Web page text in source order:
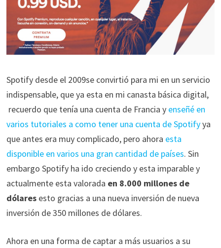
Spotify desde el 2009se convirtió para mi en un servicio
indispensable, que ya esta en mi canasta básica digital,
recuerdo que tenía una cuenta de Francia y enseñé en
varios tutoriales a como tener una cuenta de Spotifyya
que antes era muy complicado, pero ahora esta
disponible en varios una gran cantidad de países. Sin
embargo Spotify ha ido creciendo y esta imparable y
actualmente esta valorada en 8.000 millones de
dólares esto gracias a una nueva inversión de nueva
inversión de 350 millones de dólares.
Ahora en una forma de captar a más usuarios a su